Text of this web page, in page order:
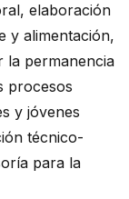
elaboración
y alimentación,
la permanencia
procesos
y jóvenes
técnico-
para la